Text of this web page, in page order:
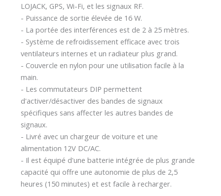
LOJACK, GPS, Wi-Fi, et les signaux RF.
- Puissance de sortie élevée de 16 W.
- La portée des interférences est de 2 à 25 mètres.
- Système de refroidissement efficace avec trois
ventilateurs internes et un radiateur plus grand.
- Couvercle en nylon pour une utilisation facile à la
main.
- Les commutateurs DIP permettent
d'activer/désactiver des bandes de signaux
spécifiques sans affecter les autres bandes de
signaux.
- Livré avec un chargeur de voiture et une
alimentation 12V DC/AC.
- Il est équipé d'une batterie intégrée de plus grande
capacité qui offre une autonomie de plus de 2,5
heures (150 minutes) et est facile à recharger.